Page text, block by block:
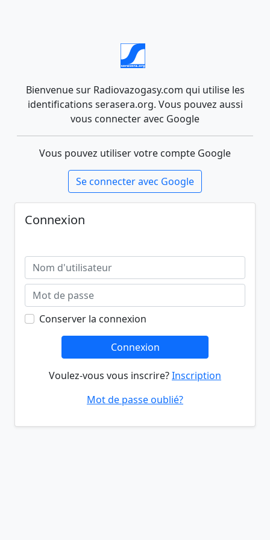
Bienvenue sur Radiovazogasy.com qui utilise les
identifications serasera.org. Vous pouvez aussi
vous connecter avec Google
Vous pouvez utiliser votre compte Google
Se connecter avec Google
Connexion
Conserver la connexion
Connexion
Voulez-vous vous inscrire?Inscription
Mot de passe oublié?